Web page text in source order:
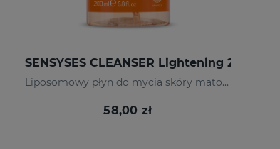
SENSYSES CLEANSER Lightening 200 Ml
Liposomowy płyn do mycia skóry matowej
58,00 zł